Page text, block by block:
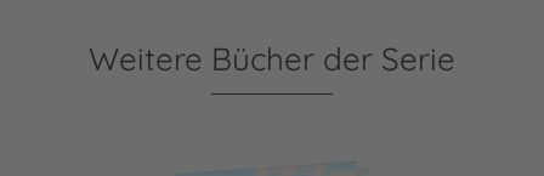
Weitere Bücher der Serie